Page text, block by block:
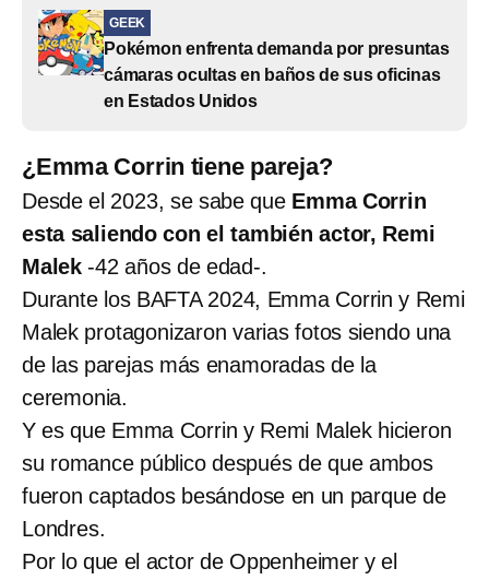
GEEK
Pokémon enfrenta demanda por presuntas
cámaras ocultas en baños de sus oficinas
en Estados Unidos
¿Emma Corrin tiene pareja?
Desde el 2023, se sabe que Emma Corrin
esta saliendo con el también actor, Remi
Malek-42 años de edad-.
Durante los BAFTA 2024, Emma Corrin y Remi
Malek protagonizaron varias fotos siendo una
de las parejas más enamoradas de la
ceremonia.
Y es que Emma Corrin y Remi Malek hicieron
su romance público después de que ambos
fueron captados besándose en un parque de
Londres.
Por lo que el actor de Oppenheimer y el